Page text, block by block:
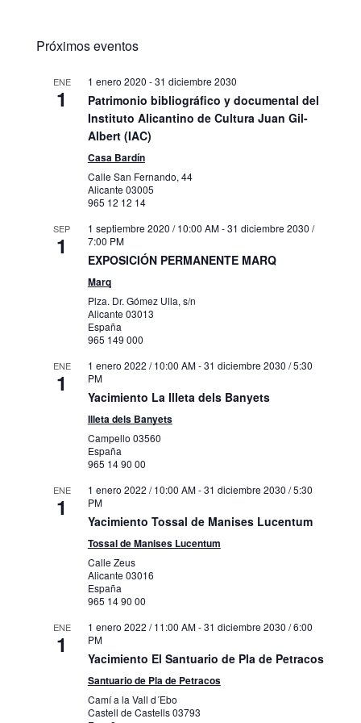
Próximos eventos
ENE
1
1 enero 2020 -31 diciembre 2030
Patrimonio bibliográfico y documental del
Instituto Alicantino de Cultura Juan Gil-
Albert (IAC)
Casa Bardín
Calle San Fernando, 44
Alicante 03005
965 12 12 14
SEP
1
1 septiembre 2020 / 10:00 AM-31 diciembre 2030 /
7:00 PM
EXPOSICIÓN PERMANENTE MARQ
Marq
Plza. Dr. Gómez Ulla, s/n
Alicante 03013
España
965 149 000
ENE
1
1 enero 2022 / 10:00 AM-31 diciembre 2030 / 5:30
PM
Yacimiento La Illeta dels Banyets
Illeta dels Banyets
Campello 03560
España
965 14 90 00
ENE
1
1 enero 2022 / 10:00 AM-31 diciembre 2030 / 5:30
PM
Yacimiento Tossal de Manises Lucentum
Tossal de Manises Lucentum
Calle Zeus
Alicante 03016
España
965 14 90 00
ENE
1
1 enero 2022 / 11:00 AM-31 diciembre 2030 / 6:00
PM
Yacimiento El Santuario de Pla de Petracos
Santuario de Pla de Petracos
Camí a la Vall d´Ebo
Castell de Castells03793